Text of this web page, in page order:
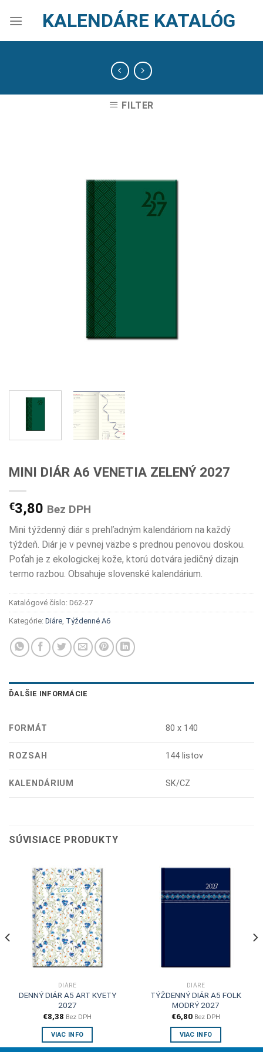
KALENDÁRE KATALÓG
FILTER
MINI DIÁR A6 VENETIA ZELENÝ 2027
€3,80 Bez DPH
Mini týždenný diár s prehľadným kalendáriom na každý
týždeň. Diár je v pevnej väzbe s prednou penovou doskou.
Poťah je z ekologickej kože, ktorú dotvára jedičný dizajn
termo razbou. Obsahuje slovenské kalendárium.
Katalógové číslo: D62-27
Kategórie: Diáre Týždenné A6
ĎALŠIE INFORMÁCIE
FORMÁT 80 x 140
ROZSAH 144 listov
KALENDÁRIUM SK/CZ
SÚVISIACE PRODUKTY
DIÁRE
DENNÝ DIÁR A5 ART KVETY
2027
€8,38 Bez DPH
VIAC INFO
DIÁRE
TÝŽDENNÝ DIÁR A5 FOLK
MODRÝ 2027
€6,80 Bez DPH
VIAC INFO